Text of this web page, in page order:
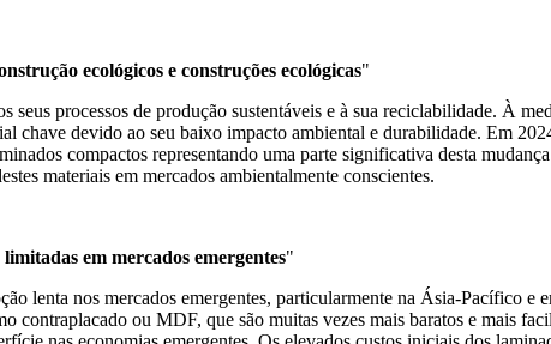
ecológicos e construções ecológicas"
processos de produção sustentáveis ​​e à sua reciclabilidade. À
chave devido ao seu baixo impacto ambiental e durabilidade. Em
compactos representando uma parte significativa desta
materiais em mercados ambientalmente conscientes.
em mercados emergentes"
lenta nos mercados emergentes, particularmente na Ásia-Pacífico e
contraplacado ou MDF, que são muitas vezes mais baratos e mais